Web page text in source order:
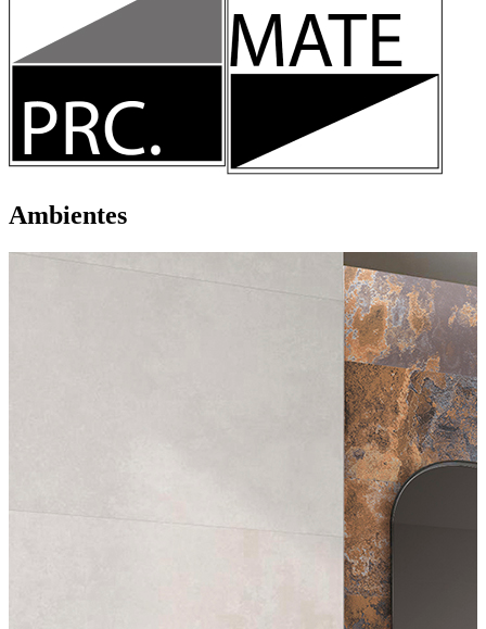
Ambientes